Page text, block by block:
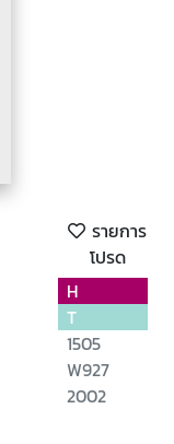
รายการ
โปรด
H
T
1505
W927
2002